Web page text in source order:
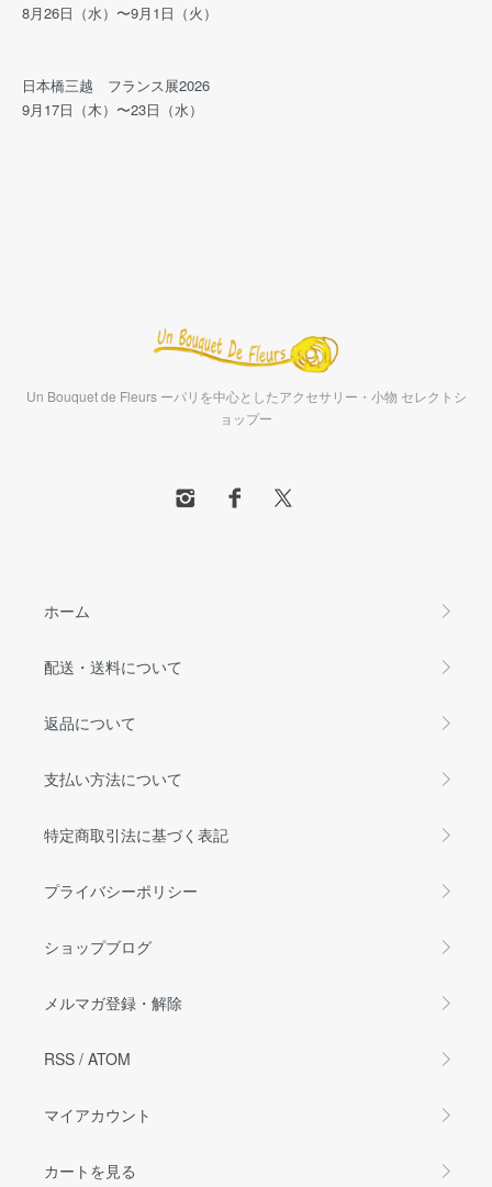
8月26日（水）〜9月1日（火）
日本橋三越 フランス展2026
9月17日（木）〜23日（水）
Un Bouquet de Fleurs ーパリを中心としたアクセサリー・小物 セレクトシ
ョップー
ホーム
配送・送料について
返品について
支払い方法について
特定商取引法に基づく表記
プライバシーポリシー
ショップブログ
メルマガ登録・解除
RSS / ATOM
マイアカウント
カートを見る